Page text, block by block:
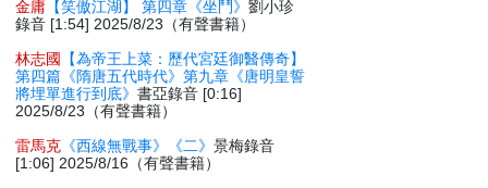
金庸 【笑傲江湖】 第四章《坐鬥》劉小珍
錄音 [1:54] 2025/8/23（有聲書籍）
林志國
【為帝王上菜：歷代宮廷御醫傳奇】
第四篇《隋唐五代時代》第九章《唐明皇誓
將埋單進行到底》書亞錄音 [0:16]
2025/8/23（有聲書籍）
雷馬克 《西線無戰事》《二》景梅錄音
[1:06] 2025/8/16（有聲書籍）